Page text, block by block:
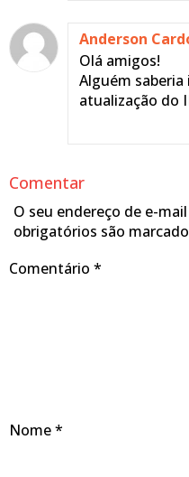
Anderson
Olá amigos!
Alguém
atualização do
Comentar
O seu endereço de e-
obrigatórios são
Comentário *
Nome*